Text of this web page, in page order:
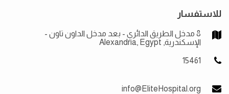
للاستفسار
8 مدخل الطريق الدائري - بعد مدخل الداون تاون -
الإسكندرية, Alexandria, Egypt
15461
info@EliteHospital.org